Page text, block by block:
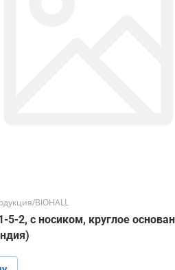
BIOHALL
5-2, с носиком, круглое